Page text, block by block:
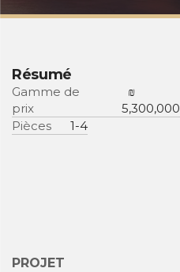
Résumé
Gamme de
prix
₪
5,300,000
Pièces
1-4
PROJET